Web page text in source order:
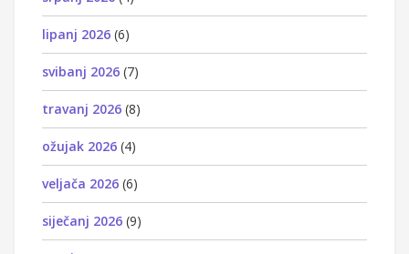
lipanj 2026 (6)
svibanj 2026 (7)
travanj 2026 (8)
ožujak 2026 (4)
veljača 2026 (6)
siječanj 2026 (9)